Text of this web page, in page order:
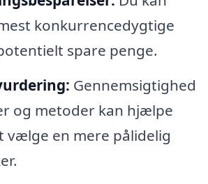
konkurrencedygtige
spare penge.
Gennemsigtighed
og metoder kan hjælpe
vælge en mere pålidelig